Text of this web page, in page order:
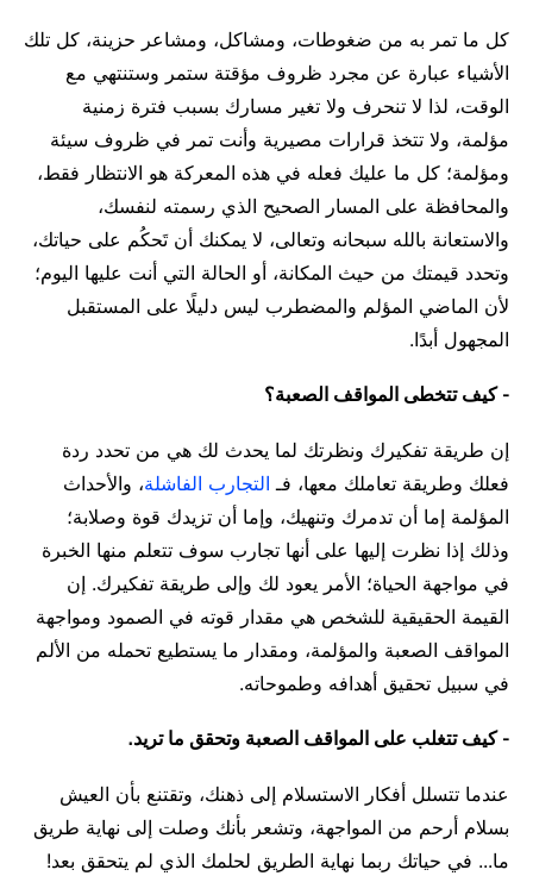
كل ما تمر به من ضغوطات، ومشاكل، ومشاعر حزينة، كل تلك
الأشياء عبارة عن مجرد ظروف مؤقتة ستمر وستنتهي مع
الوقت، لذا لا تنحرف ولا تغير مسارك بسبب فترة زمنية
مؤلمة، ولا تتخذ قرارات مصيرية وأنت تمر في ظروف سيئة
ومؤلمة؛ كل ما عليك فعله في هذه المعركة هو الانتظار فقط،
والمحافظة على المسار الصحيح الذي رسمته لنفسك،
والاستعانة بالله سبحانه وتعالى، لا يمكنك أن تَحكُم على حياتك،
وتحدد قيمتك من حيث المكانة، أو الحالة التي أنت عليها اليوم؛
لأن الماضي المؤلم والمضطرب ليس دليلًا على المستقبل
المجهول أبدًا.
- كيف تتخطى المواقف الصعبة؟
إن طريقة تفكيرك ونظرتك لما يحدث لك هي من تحدد ردة
فعلك وطريقة تعاملك معها، فـ التجارب الفاشلة، والأحداث
المؤلمة إما أن تدمرك وتنهيك، وإما أن تزيدك قوة وصلابة؛
وذلك إذا نظرت إليها على أنها تجارب سوف تتعلم منها الخبرة
في مواجهة الحياة؛ الأمر يعود لك وإلى طريقة تفكيرك. إن
القيمة الحقيقية للشخص هي مقدار قوته في الصمود ومواجهة
المواقف الصعبة والمؤلمة، ومقدار ما يستطيع تحمله من الألم
في سبيل تحقيق أهدافه وطموحاته.
- كيف تتغلب على المواقف الصعبة وتحقق ما تريد.
عندما تتسلل أفكار الاستسلام إلى ذهنك، وتقتنع بأن العيش
بسلام أرحم من المواجهة، وتشعر بأنك وصلت إلى نهاية طريق
ما... في حياتك ربما نهاية الطريق لحلمك الذي لم يتحقق بعد!